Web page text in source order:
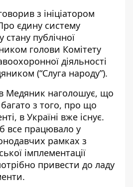
з ініціатором
єдину систему
стану публічної
голови Комітету
діяльності
(“Слуга народу”).
Медяник наголошує, що
з того, про що
в Україні вже існує.
все працювало у
рамках з
імплементації
привести до ладу